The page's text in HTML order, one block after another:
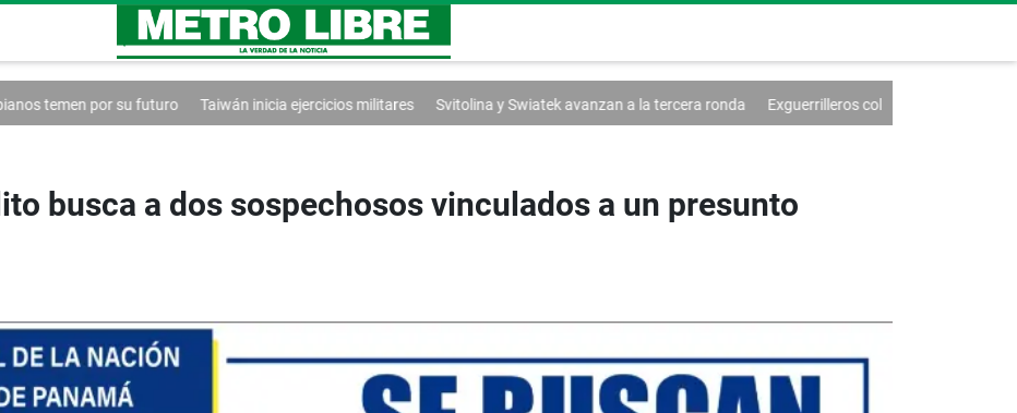
su futuro Taiwán inicia ejercicios militares Svitolina y Swiatek avanzan a la tercera ronda Exguerrilleros colombianos temen por su futuro
busca a dos sospechosos vinculados a un presunto